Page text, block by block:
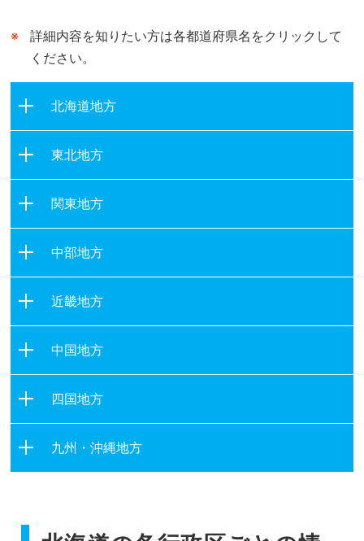
詳細内容を知りたい方は各都道府県名をクリックして
ください。
北海道地方
東北地方
宮城県
秋田県
山形県
福島県
関東地方
群馬県
埼玉県
千葉県
東京都
神奈川県
中部地方
石川県
福井県
山梨県
長野県
岐阜県
三重県
近畿地方
大阪府
兵庫県
奈良県
和歌山県
中国地方
岡山県
広島県
四国地方
九州・沖縄地方